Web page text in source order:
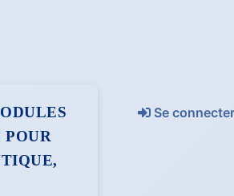
POUR
Se